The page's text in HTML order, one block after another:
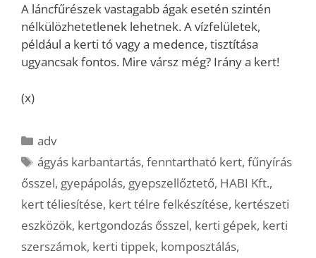
A láncfűrészek vastagabb ágak esetén szintén
nélkülözhetetlenek lehetnek. A vízfelületek,
például a kerti tó vagy a medence, tisztítása
ugyancsak fontos. Mire vársz még? Irány a kert!
(x)
Kategória
adv
Címkék
ágyás karbantartás,fenntartható kert,fűnyírás
ősszel, gyepápolás, gyepszellőztető, HABI Kft.,
kert téliesítése, kert télre felkészítése, kertészeti
eszközök, kertgondozás ősszel, kerti gépek, kerti
szerszámok, kerti tippek, komposztálás,